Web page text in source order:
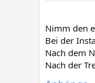
Nimm den
Bei der
Nach dem
Nach der